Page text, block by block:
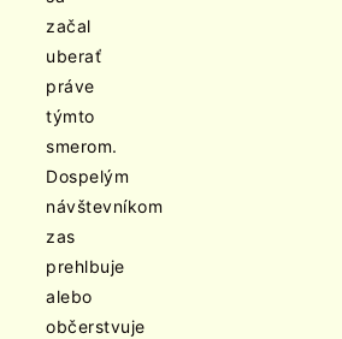
začal
uberať
práve
týmto
smerom.
Dospelým
návštevníkom
zas
prehlbuje
alebo
občerstvuje